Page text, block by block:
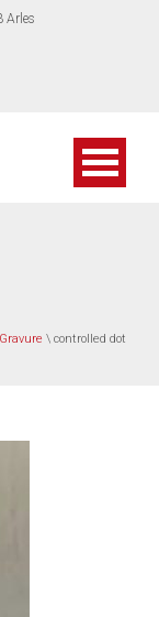
Arles
\ controlled dot